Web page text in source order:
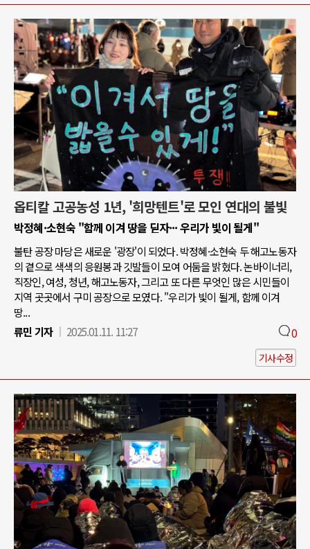
옵티칼 고공농성 1년, '희망텐트'로 모인 연대의 불빛
박정혜·소현숙 "함께 이겨 땅을 딛자··· 우리가 빛이 될게"
불탄 공장 마당은 새로운 '광장'이 되었다. 박정혜·소현숙 두 해고노동자
의 곁으로 색색의 응원봉과 깃발들이 모여 어둠을 밝혔다. 논바이너리,
직장인, 여성, 청년, 해고노동자, 그리고 또 다른 무엇인 많은 시민들이
지역 곳곳에서 구미 공장으로 모였다. "우리가 빛이 될게, 함께 이겨
땅...
류민 기자
2025.01.11. 11:27 0
기사수정